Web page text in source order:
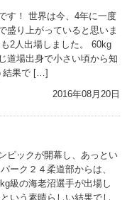
す！ 世界は今、4年に一度
盛り上がっていると思いま
2人出場しました。 60kg
道場出身で小さい頃から知
結果で […]
2016年08月20日
ピックが開幕し、あっとい
ーク２４柔道部からは、
級の海老沼選手が出場し
いう素晴らしい結果でし